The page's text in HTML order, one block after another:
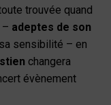
trouvée quand
– adeptes de son
sensibilité – en
changera
évènement